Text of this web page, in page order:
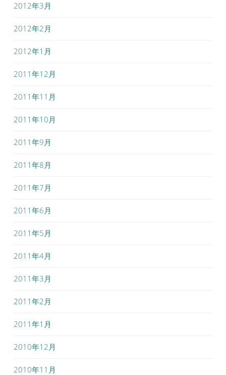
2012年3月
2012年2月
2012年1月
2011年12月
2011年11月
2011年10月
2011年9月
2011年8月
2011年7月
2011年6月
2011年5月
2011年4月
2011年3月
2011年2月
2011年1月
2010年12月
2010年11月